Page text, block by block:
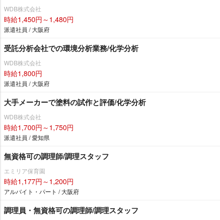
WDB株式会社
時給1,450円～1,480円
派遣社員 / 大阪府
受託分析会社での環境分析業務/化学分析
WDB株式会社
時給1,800円
派遣社員 / 大阪府
大手メーカーで塗料の試作と評価/化学分析
WDB株式会社
時給1,700円～1,750円
派遣社員 / 愛知県
無資格可の調理師/調理スタッフ
エミリア保育園
時給1,177円～1,200円
アルバイト・パート / 大阪府
調理員・無資格可の調理師/調理スタッフ